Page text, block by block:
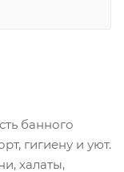
банного
гигиену и уют.
халаты,